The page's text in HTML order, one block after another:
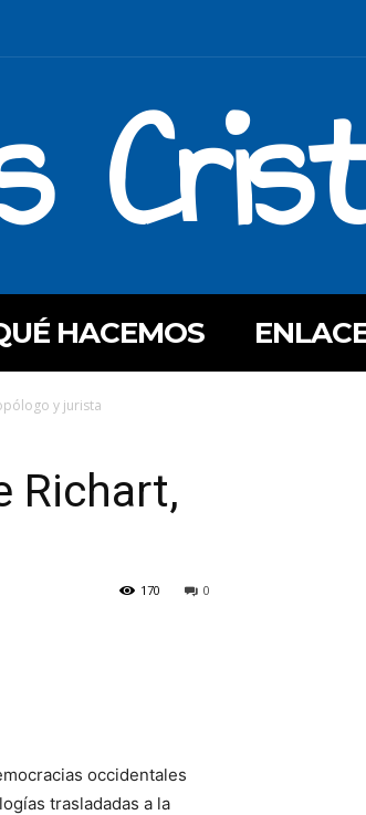
HACEMOS
y jurista
Richart,
0
170
occidentales
trasladadas a la